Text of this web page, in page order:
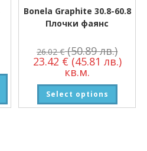
Bonela Graphite 30.8-60.8
Плочки фаянс
26.02€ (50.89 лв.)
23.42 € (45.81 лв.)
кв.м.
Select options